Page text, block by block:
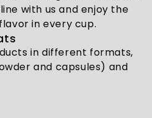
with us and enjoy the
in every cup.
in different formats,
and capsules) and